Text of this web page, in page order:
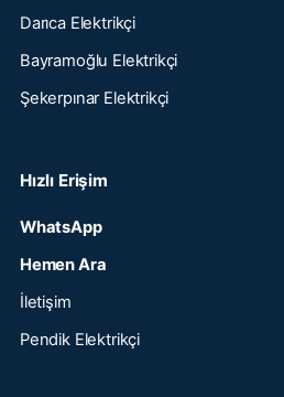
Darıca Elektrikçi
Bayramoğlu Elektrikçi
Şekerpınar Elektrikçi
Hızlı Erişim
WhatsApp
Hemen Ara
İletişim
Pendik Elektrikçi